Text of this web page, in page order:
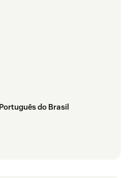
do Brasil